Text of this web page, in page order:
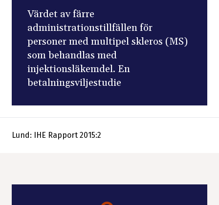
Värdet av färre
administrationstillfällen för
personer med multipel skleros (MS)
som behandlas med
injektionsläkemdel. En
betalningsviljestudie
Lund: IHE Rapport 2015:2